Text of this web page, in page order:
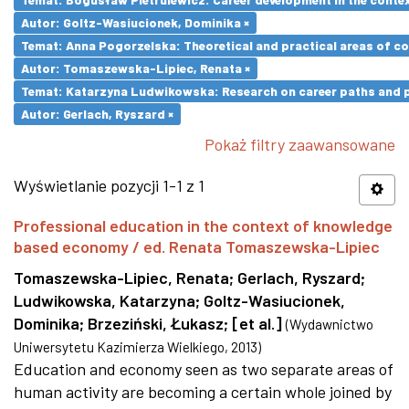
Autor: Goltz-Wasiucionek, Dominika ×
Temat: Anna Pogorzelska: Theoretical and practical areas of
Autor: Tomaszewska-Lipiec, Renata ×
Temat: Katarzyna Ludwikowska: Research on career paths
Autor: Gerlach, Ryszard ×
Pokaż filtry zaawansowane
Wyświetlanie pozycji 1-1 z 1
Professional education in the context of knowledge
based economy / ed. Renata Tomaszewska-Lipiec
Tomaszewska-Lipiec, Renata; Gerlach, Ryszard;
Ludwikowska, Katarzyna; Goltz-Wasiucionek,
Dominika; Brzeziński, Łukasz; [et al.] (Wydawnictwo
Uniwersytetu Kazimierza Wielkiego, 2013)
Education and economy seen as two separate areas of
human activity are becoming a certain whole joined by